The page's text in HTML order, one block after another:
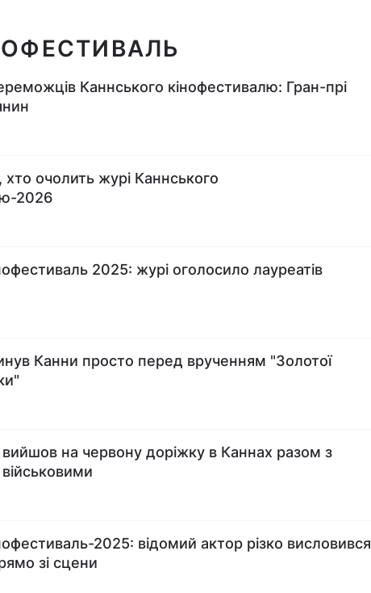
Каннського кінофестивалю: Гран-прі
очолить журі Каннського
2026
2025: журі оголосило лауреатів
Канни просто перед врученням "Золотої
на червону доріжку в Каннах разом з
2025: відомий актор різко висловився
зі сцени